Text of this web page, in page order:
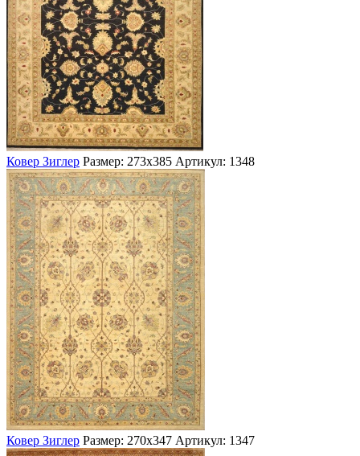
Ковер Зиглер Размер: 273х385 Артикул: 1348
Ковер Зиглер Размер: 270х347 Артикул: 1347